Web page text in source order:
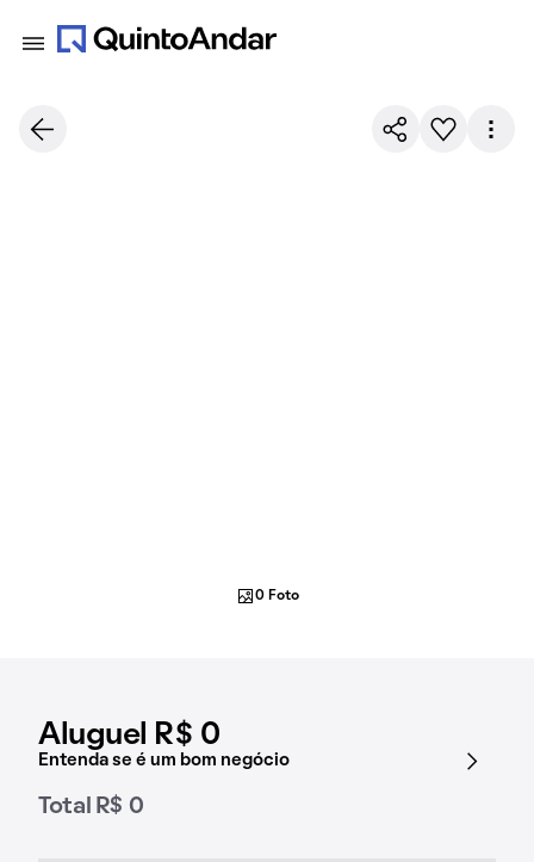
Aluguel R$ 0
Entenda se é um bom negócio
Total R$ 0
0 Foto